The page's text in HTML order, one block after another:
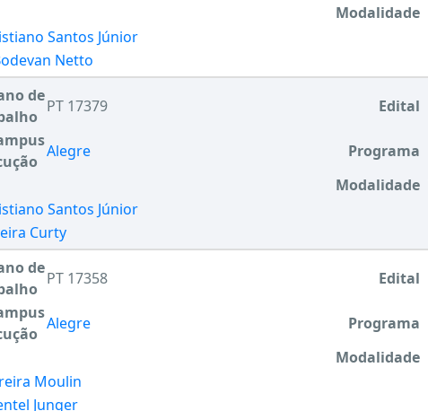
Modalidade
Santos Júnior
Netto
de
PT 17379 Edital
Alegre Programa
Modalidade
Santos Júnior
Curty
de
PT 17358 Edital
Alegre Programa
Modalidade
Moulin
Junger